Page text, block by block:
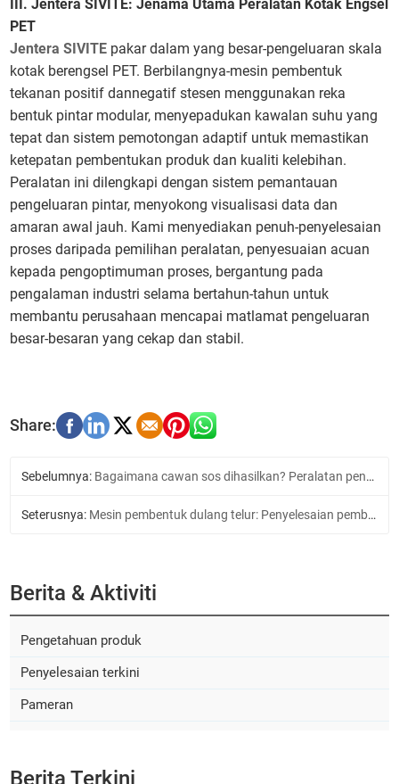
III. Jentera SIVITE: Jenama Utama Peralatan Kotak Engsel
PET
Jentera SIVITE pakar dalam yang besar-pengeluaran skala
kotak berengsel PET. Berbilangnya-mesin pembentuk
tekanan positif dannegatif stesen menggunakan reka
bentuk pintar modular, menyepadukan kawalan suhu yang
tepat dan sistem pemotongan adaptif untuk memastikan
ketepatan pembentukan produk dan kualiti kelebihan.
Peralatan ini dilengkapi dengan sistem pemantauan
pengeluaran pintar, menyokong visualisasi data dan
amaran awal jauh. Kami menyediakan penuh-penyelesaian
proses daripada pemilihan peralatan, penyesuaian acuan
kepada pengoptimuman proses, bergantung pada
pengalaman industri selama bertahun-tahun untuk
membantu perusahaan mencapai matlamat pengeluaran
besar-besaran yang cekap dan stabil.
Sebelumnya: Bagaimana cawan sos dihasilkan? Peralatan pengeluaran yang paling berkesan
Seterusnya: Mesin pembentuk dulang telur: Penyelesaian pembungkusan telur yang cekap dan menjimatkan
Berita & Aktiviti
Pengetahuan produk
Penyelesaian terkini
Pameran
Berita Terkini